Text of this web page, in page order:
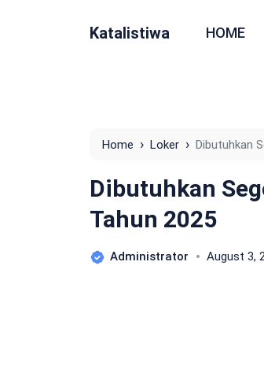
Katalistiwa HOME
Home › Loker › Dibutuhkan
Dibutuhkan
Tahun 2025
Administrator August 3,